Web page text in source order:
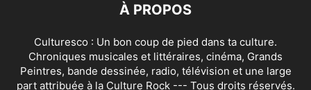
À PROPOS
Culturesco : Un bon coup de pied dans ta culture.
Chroniques musicales et littéraires, cinéma, Grands
Peintres, bande dessinée, radio, télévision et une large
part attribuée à la Culture Rock --- Tous droits réservés.